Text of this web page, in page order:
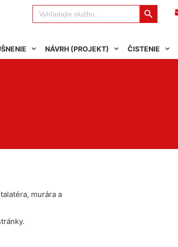
Search
for:
Search Button
NÁVRH (PROJEKT) ČISTENIE
murára a